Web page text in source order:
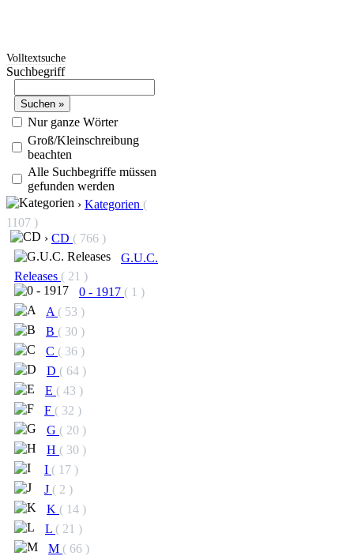
Volltextsuche
Suchbegriff
Nur ganze Wörter
Groß/Kleinschreibung
beachten
Alle Suchbegriffe müssen
gefunden werden
› Kategorien (
1107 )
› CD ( 766 )
G.U.C.
Releases ( 21 )
0 - 1917 ( 1 )
A ( 53 )
B ( 30 )
C ( 36 )
D ( 64 )
E ( 43 )
F ( 32 )
G ( 20 )
H ( 30 )
I ( 17 )
J ( 2 )
K ( 14 )
L ( 21 )
M ( 66 )